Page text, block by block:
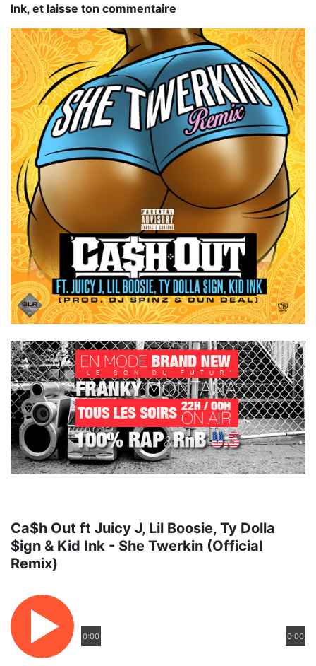
Ink, et laisse ton commentaire
Ca$h Out ft Juicy J, Lil Boosie, Ty Dolla
$ign & Kid Ink - She Twerkin (Official
Remix)
0:00 0:00